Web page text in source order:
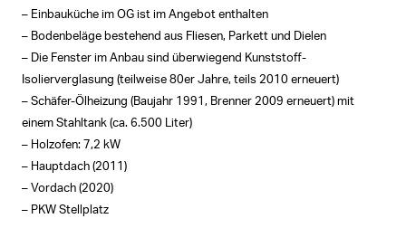
– Einbauküche im OG ist im Angebot enthalten
– Bodenbeläge bestehend aus Fliesen, Parkett und Dielen
– Die Fenster im Anbau sind überwiegend Kunststoff-
Isolierverglasung (teilweise 80er Jahre, teils 2010 erneuert)
– Schäfer-Ölheizung (Baujahr 1991, Brenner 2009 erneuert) mit
einem Stahltank (ca. 6.500 Liter)
– Holzofen: 7,2 kW
– Hauptdach (2011)
– Vordach (2020)
– PKW Stellplatz